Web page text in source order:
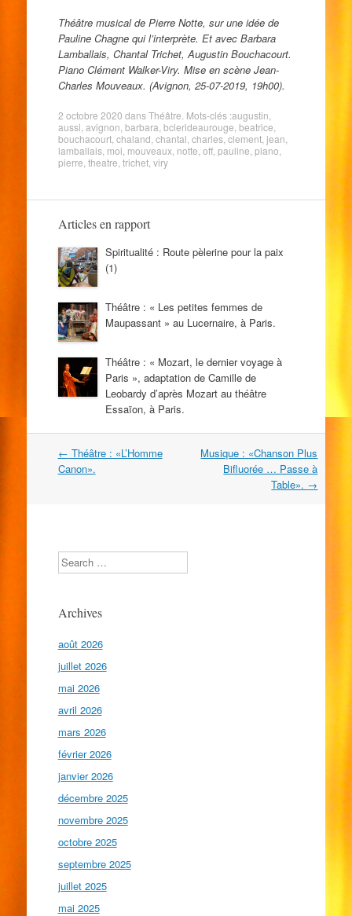
Théâtre musical de Pierre Notte, sur une idée de
Pauline Chagne qui l’interprète. Et avec Barbara
Lamballais, Chantal Trichet, Augustin Bouchacourt.
Piano Clément Walker-Viry. Mise en scène Jean-
Charles Mouveaux. (Avignon, 25-07-2019, 19h00).
2 octobre 2020 dansThéâtre . Mots-clés :augustin
aussi avignon barbara bclerideaurouge beatrice
bouchacourt, chaland chantal charles, clement, jean
lamballais, moi mouveaux, notte off, pauline piano
pierre theatre trichet, viry
Articles en rapport
Spiritualité : Route pèlerine pour la paix
(1)
Théâtre : « Les petites femmes de
Maupassant » au Lucernaire, à Paris.
Théâtre : « Mozart, le dernier voyage à
Paris », adaptation de Camille de
Leobardy d’après Mozart au théâtre
Essaïon, à Paris.
Navigation
dans
← Théâtre : «L’Homme
Canon».
Musique : «Chanson Plus
Bifluorée … Passe à
Table». →
Search
Archives
août 2026
juillet 2026
mai 2026
avril 2026
mars 2026
février 2026
janvier 2026
décembre 2025
novembre 2025
octobre 2025
septembre 2025
juillet 2025
mai 2025